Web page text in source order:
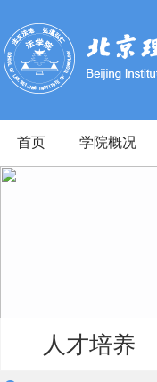
首页 学院概况
人才培养